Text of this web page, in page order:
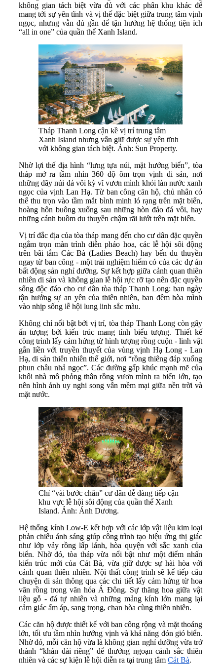
không gian tách biệt vừa đủ với các phân khu khác để
mang tới sự yên tĩnh và vị thế đặc biệt giữa trung tâm vịnh
ngọc, nhưng vẫn đủ gần để tận hưởng hệ thống tiện ích
“all in one” của quần thể Xanh Island.
Tháp Thanh Long cận kề vị trí trung tâm
Xanh Island nhưng vẫn giữ được sự yên tĩnh
với không gian tách biệt. Ảnh: Sun Property.
Nhờ lợi thế địa hình “lưng tựa núi, mặt hướng biển”, tòa
tháp mở ra tầm nhìn 360 độ ôm trọn vịnh di sản, nơi
những dãy núi đá vôi kỳ vĩ vươn mình khỏi làn nước xanh
ngọc của vịnh Lan Hạ. Từ ban công căn hộ, chủ nhân có
thể thu trọn vào tầm mắt bình minh ló rạng trên mặt biển,
hoàng hôn buông xuống sau những hòn đảo đá vôi, hay
những cánh buồm du thuyền chậm rãi lướt trên mặt biển.
Vị trí đắc địa của tòa tháp mang đến cho cư dân đặc quyền
ngắm trọn màn trình diễn pháo hoa, các lễ hội sôi động
trên bãi tắm Các Bà (Ladies Beach) hay bến du thuyền
ngay từ ban công - một trải nghiệm hiếm có của các dự án
bất động sản nghỉ dưỡng. Sự kết hợp giữa cảnh quan thiên
nhiên di sản và không gian lễ hội rực rỡ tạo nên đặc quyền
sống độc đáo cho cư dân tòa tháp Thanh Long: ban ngày
tận hưởng sự an yên của thiên nhiên, ban đêm hòa mình
vào nhịp sống lễ hội lung linh sắc màu.
Không chỉ nổi bật bởi vị trí, tòa tháp Thanh Long còn gây
ấn tượng bởi kiến trúc mang tính biểu tượng. Thiết kế
công trình lấy cảm hứng từ hình tượng rồng cuộn - linh vật
gắn liền với truyền thuyết của vùng vịnh Hạ Long - Lan
Hạ, di sản thiên nhiên thế giới, nơi “rồng thiêng đáp xuống
phun châu nhả ngọc”. Các đường gấp khúc mạnh mẽ của
khối nhà mô phỏng thân rồng vươn mình ra biển lớn, tạo
nên hình ảnh uy nghi song vẫn mềm mại giữa nền trời và
mặt nước.
Chỉ “vài bước chân” cư dân dễ dàng tiếp cận
khu vực lễ hội sôi động của quần thể Xanh
Island. Ảnh: Ánh Dương.
Hệ thống kính Low-E kết hợp với các lớp vật liệu kim loại
phản chiếu ánh sáng giúp công trình tạo hiệu ứng thị giác
như lớp vảy rồng lấp lánh, hòa quyện với sắc xanh của
biển. Nhờ đó, tòa tháp vừa nổi bật như một điểm nhấn
kiến trúc mới của Cát Bà, vừa giữ được sự hài hòa với
cảnh quan thiên nhiên. Nội thất công trình sẽ kể tiếp câu
chuyện di sản thông qua các chi tiết lấy cảm hứng từ hoa
văn rồng trong văn hóa Á Đông. Sự thăng hoa giữa vật
liệu gỗ - đá tự nhiên và những mảng kính lớn mang lại
cảm giác ấm áp, sang trọng, chan hòa cùng thiên nhiên.
Các căn hộ được thiết kế với ban công rộng và mặt thoáng
lớn, tối ưu tầm nhìn hướng vịnh và khả năng đón gió biển.
Nhờ đó, mỗi căn hộ vừa là không gian nghỉ dưỡng vừa trở
thành “khán đài riêng” để thưởng ngoạn cảnh sắc thiên
nhiên và các sự kiện lễ hội diễn ra tại trung tâm Cát Bà.